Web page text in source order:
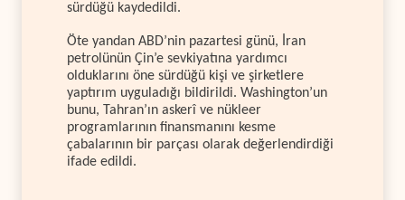
sürdüğü kaydedildi.
Öte yandan ABD’nin pazartesi günü, İran
petrolünün Çin’e sevkiyatına yardımcı
olduklarını öne sürdüğü kişi ve şirketlere
yaptırım uyguladığı bildirildi. Washington’un
bunu, Tahran’ın askerî ve nükleer
programlarının finansmanını kesme
çabalarının bir parçası olarak değerlendirdiği
ifade edildi.